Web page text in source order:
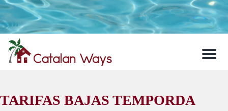
Menu
TARIFAS BAJAS TEMPORDA